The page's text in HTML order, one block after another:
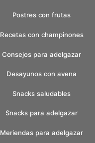
Postres con frutas
Recetas con champinones
Consejos para adelgazar
Desayunos con avena
Snacks saludables
Snacks para adelgazar
Meriendas para adelgazar